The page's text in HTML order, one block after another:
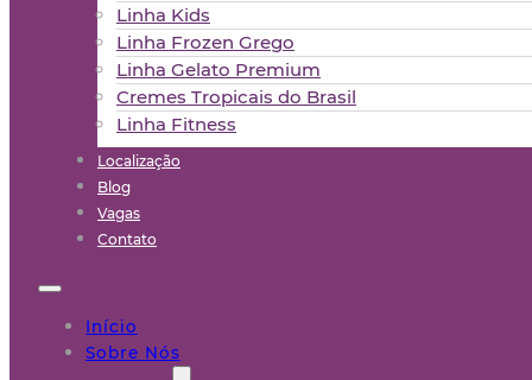
Linha Kids
Linha Frozen Grego
Linha Gelato Premium
Cremes Tropicais do Brasil
Linha Fitness
Localização
Blog
Vagas
Contato
Início
Sobre Nós